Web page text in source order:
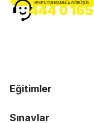
Eğitimler
Sınavlar
HEMEN DANIŞMANLA GÖRÜŞÜN
444 0 165